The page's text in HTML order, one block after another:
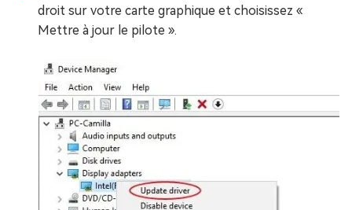
droit sur votre carte graphique et choisissez «
Mettre à jour le pilote ».